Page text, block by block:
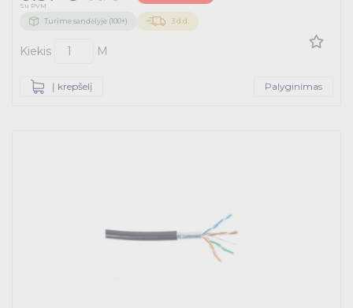
Su PVM
Turime sandėlyje (100+) 3 d.d.
Kiekis M
Į krepšelį Palyginimas